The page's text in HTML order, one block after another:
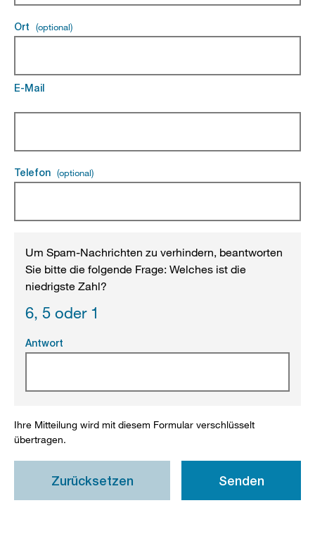
Ort (optional)(optional).
E-Mail
Telefon (optional)(optional).
Um Spam-Nachrichten zu verhindern, beantworten
Sie bitte die folgende Frage: Welches ist die
niedrigste Zahl?
6, 5 oder 1
Antwort
Ihre Mitteilung wird mit diesem Formular verschlüsselt
übertragen.
Zurücksetzen Senden